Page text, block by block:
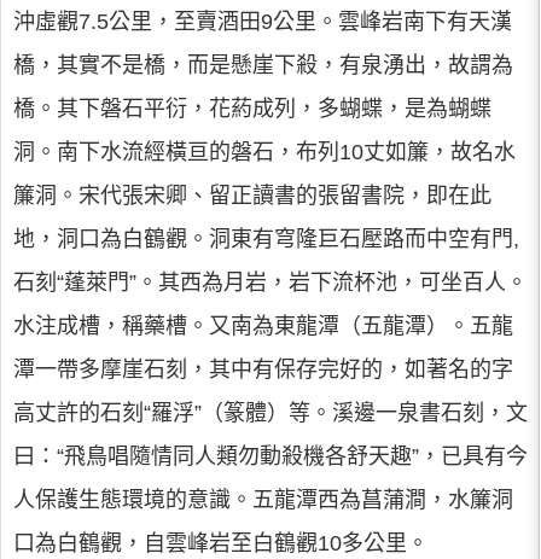
沖虛觀7.5公里，至賣酒田9公里。雲峰岩南下有天漢
橋，其實不是橋，而是懸崖下殺，有泉湧出，故謂為
橋。其下磐石平衍，花葯成列，多蝴蝶，是為蝴蝶
洞。南下水流經橫亘的磐石，布列10丈如簾，故名水
簾洞。宋代張宋卿、留正讀書的張留書院，即在此
地，洞口為白鶴觀。洞東有穹隆巨石壓路而中空有門,
石刻“蓬萊門”。其西為月岩，岩下流杯池，可坐百人。
水注成槽，稱藥槽。又南為東龍潭（五龍潭）。五龍
潭一帶多摩崖石刻，其中有保存完好的，如著名的字
高丈許的石刻“羅浮”（篆體）等。溪邊一泉書石刻，文
曰：“飛鳥唱隨情同人類勿動殺機各舒天趣”，已具有今
人保護生態環境的意識。五龍潭西為菖蒲澗，水簾洞
口為白鶴觀，自雲峰岩至白鶴觀10多公里。